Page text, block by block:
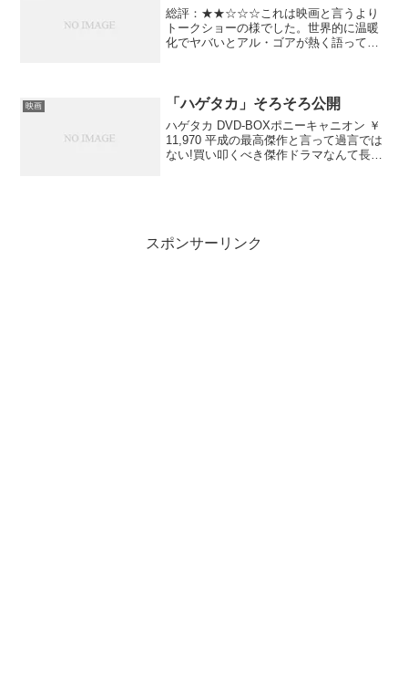
総評：★★☆☆☆これは映画と言うより
トークショーの様でした。世界的に温暖
化でヤバいとアル・ゴアが熱く語ってい
たのかもしれません。まぁ...
映画 「ハゲタカ」そろそろ公開
ハゲタカ DVD-BOXポニーキャニオン ￥
11,970 平成の最高傑作と言って過言では
ない!買い叩くべき傑作ドラマなんて長
スポンサーリンク